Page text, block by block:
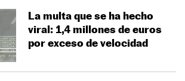
La multa que se ha hecho
viral: 1,4 millones de euros
por exceso de velocidad